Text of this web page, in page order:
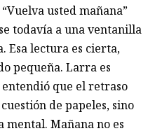
usted mañana”
todavía a una ventanilla
Esa lectura es cierta,
pequeña. Larra es
que el retraso
de papeles, sino
mental. Mañana no es